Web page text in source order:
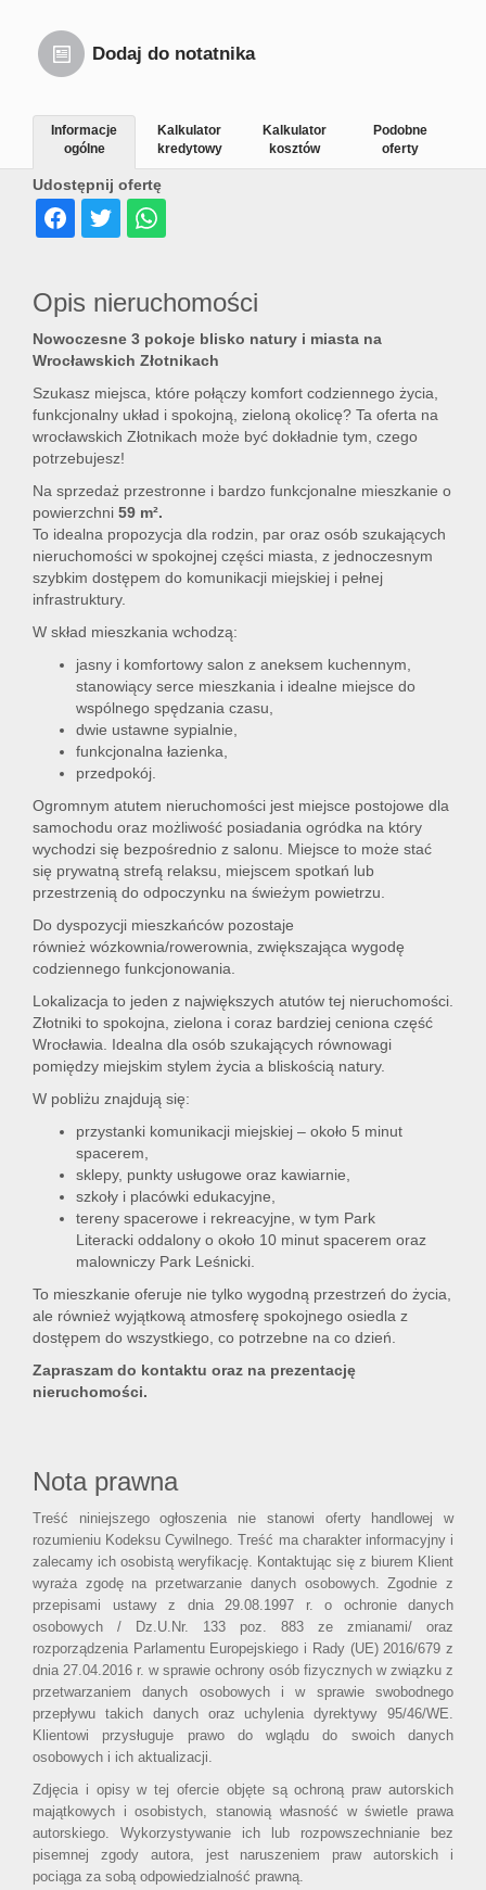
Dodaj do notatnika
Udostępnij ofertę
Informacje
ogólne
Kalkulator
kredytowy
Kalkulator
kosztów
Podobne
oferty
Opis nieruchomości
Nowoczesne 3 pokoje blisko natury i miasta na
Wrocławskich Złotnikach
Szukasz miejsca, które połączy komfort codziennego życia,
funkcjonalny układ i spokojną, zieloną okolicę? Ta oferta na
wrocławskich Złotnikach może być dokładnie tym, czego
potrzebujesz!
Na sprzedaż przestronne i bardzo funkcjonalne mieszkanie o
powierzchni 59 m².
To idealna propozycja dla rodzin, par oraz osób szukających
nieruchomości w spokojnej części miasta, z jednoczesnym
szybkim dostępem do komunikacji miejskiej i pełnej
infrastruktury.
W skład mieszkania wchodzą:
jasny i komfortowy salon z aneksem kuchennym,
stanowiący serce mieszkania i idealne miejsce do
wspólnego spędzania czasu,
dwie ustawne sypialnie,
funkcjonalna łazienka,
przedpokój.
Ogromnym atutem nieruchomości jest miejsce postojowe dla
samochodu oraz możliwość posiadania ogródka na który
wychodzi się bezpośrednio z salonu. Miejsce to może stać
się prywatną strefą relaksu, miejscem spotkań lub
przestrzenią do odpoczynku na świeżym powietrzu.
Do dyspozycji mieszkańców pozostaje
również wózkownia/rowerownia, zwiększająca wygodę
codziennego funkcjonowania.
Lokalizacja to jeden z największych atutów tej nieruchomości.
Złotniki to spokojna, zielona i coraz bardziej ceniona część
Wrocławia. Idealna dla osób szukających równowagi
pomiędzy miejskim stylem życia a bliskością natury.
W pobliżu znajdują się:
przystanki komunikacji miejskiej – około 5 minut
spacerem,
sklepy, punkty usługowe oraz kawiarnie,
szkoły i placówki edukacyjne,
tereny spacerowe i rekreacyjne, w tym Park
Literacki oddalony o około 10 minut spacerem oraz
malowniczy Park Leśnicki.
To mieszkanie oferuje nie tylko wygodną przestrzeń do życia,
ale również wyjątkową atmosferę spokojnego osiedla z
dostępem do wszystkiego, co potrzebne na co dzień.
Zapraszam do kontaktu oraz na prezentację
nieruchomości.
Nota prawna
Treść niniejszego ogłoszenia nie stanowi oferty handlowej w
rozumieniu Kodeksu Cywilnego. Treść ma charakter informacyjny i
zalecamy ich osobistą weryfikację. Kontaktując się z biurem Klient
wyraża zgodę na przetwarzanie danych osobowych. Zgodnie z
przepisami ustawy z dnia 29.08.1997 r. o ochronie danych
osobowych / Dz.U.Nr. 133 poz. 883 ze zmianami/ oraz
rozporządzenia Parlamentu Europejskiego i Rady (UE) 2016/679 z
dnia 27.04.2016 r. w sprawie ochrony osób fizycznych w związku z
przetwarzaniem danych osobowych i w sprawie swobodnego
przepływu takich danych oraz uchylenia dyrektywy 95/46/WE.
Klientowi przysługuje prawo do wglądu do swoich danych
osobowych i ich aktualizacji.
Zdjęcia i opisy w tej ofercie objęte są ochroną praw autorskich
majątkowych i osobistych, stanowią własność w świetle prawa
autorskiego. Wykorzystywanie ich lub rozpowszechnianie bez
pisemnej zgody autora, jest naruszeniem praw autorskich i
pociąga za sobą odpowiedzialność prawną.